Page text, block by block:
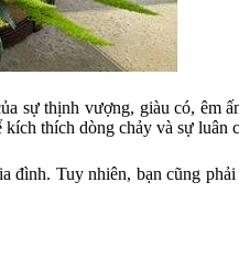
sự thịnh vượng, giàu có, êm
thích dòng chảy và sự luân
Tuy nhiên, bạn cũng